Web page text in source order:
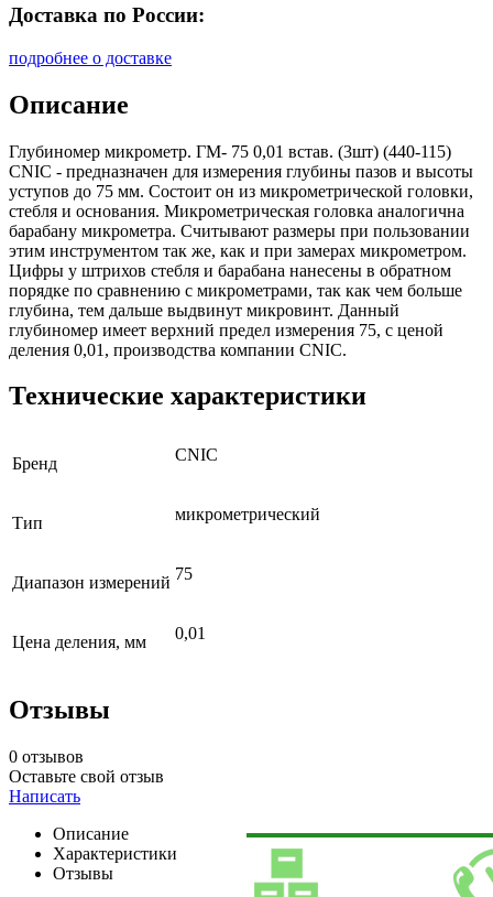
Доставка по России:
подробнее о доставке
Описание
Глубиномер микрометр. ГМ- 75 0,01 встав. (3шт) (440-115)
CNIC - предназначен для измерения глубины пазов и высоты
уступов до 75 мм. Состоит он из микрометрической головки,
стебля и основания. Микрометрическая головка аналогична
барабану микрометра. Считывают размеры при пользовании
этим инструментом так же, как и при замерах микрометром.
Цифры у штрихов стебля и барабана нанесены в обратном
порядке по сравнению с микрометрами, так как чем больше
глубина, тем дальше выдвинут микровинт. Данный
глубиномер имеет верхний предел измерения 75, с ценой
деления 0,01, производства компании CNIC.
Технические характеристики
Бренд CNIC
Тип микрометрический
Диапазон измерений 75
Цена деления, мм 0,01
Отзывы
0 отзывов
Оставьте свой отзыв
Написать
Описание
Характеристики
Отзывы